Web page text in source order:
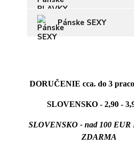
Pánske SEXY
DORUČENIE cca. do 3
SLOVENSKO - 2,90 -
SLOVENSKO - nad 100 EUR
ZDARMA